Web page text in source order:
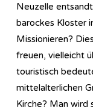
Neuzelle
barockes Kloster
Missionieren?
freuen, vielleicht
touristisch
mittelalterlichen
Kirche? Man wird